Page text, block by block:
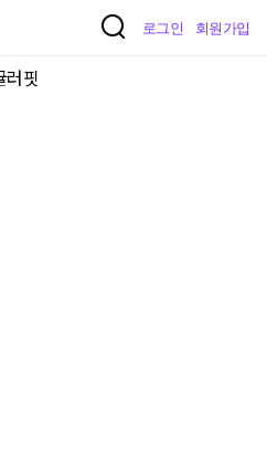
로그인 회원가입